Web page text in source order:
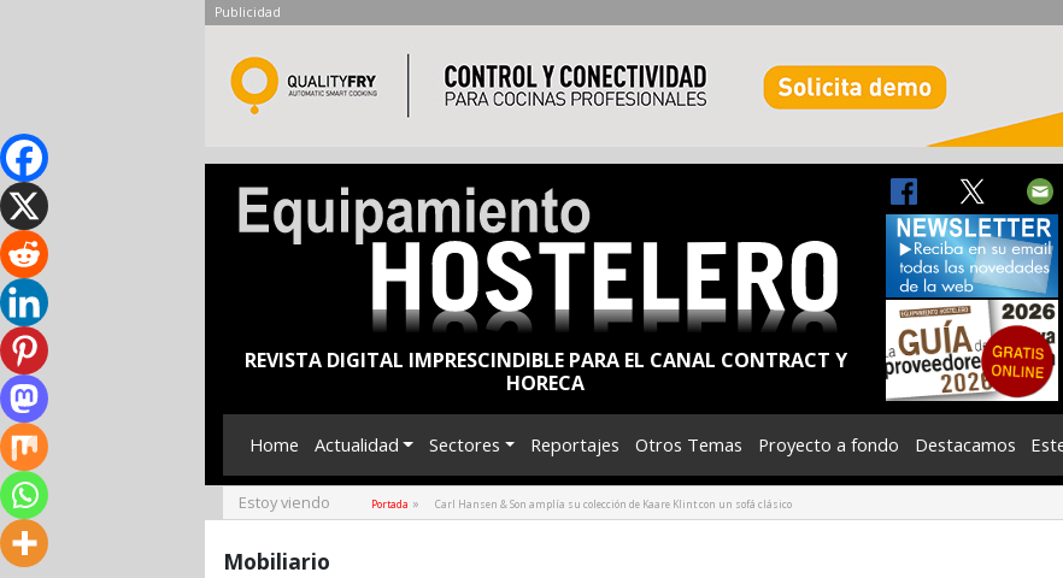
Publicidad
REVISTA DIGITAL IMPRESCINDIBLE PARA EL CANAL CONTRACT Y
HORECA
Home Actualidad Sectores Reportajes Otros Temas Proyecto a fondo Destacamos
Estoy viendo Portada » Carl Hansen & Son amplía su colección de Kaare Klint con un sofá clásico
Mobiliario